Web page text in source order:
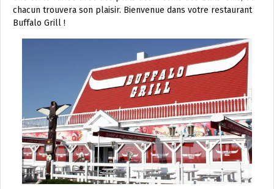
chacun trouvera son plaisir. Bienvenue dans votre restaurant
Buffalo Grill !